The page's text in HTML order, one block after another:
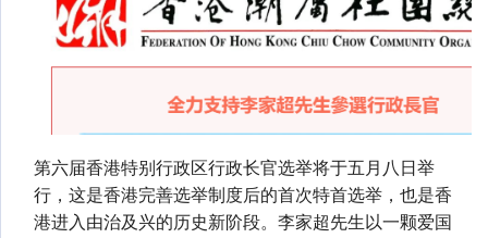
第六届香港特别行政区行政长官选举将于五月八日举
行，这是香港完善选举制度后的首次特首选举，也是香
港进入由治及兴的历史新阶段。李家超先生以一颗爱国